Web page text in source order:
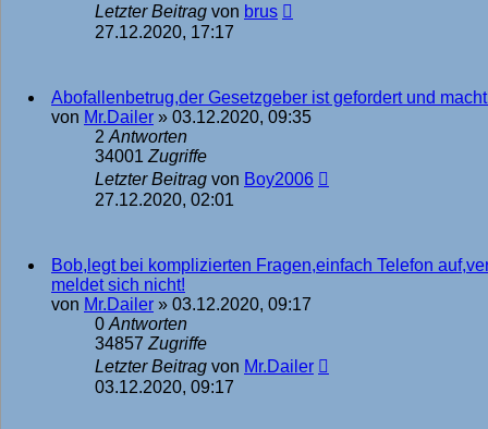
Letzter Beitrag von brus
27.12.2020, 17:17
Abofallenbetrug,der Gesetzgeber ist gefordert und
von Mr.Dailer » 03.12.2020, 09:35
2Antworten
34001Zugriffe
Letzter Beitrag von Boy2006
27.12.2020, 02:01
Bob,legt bei komplizierten Fragen,einfach Telefon
meldet sich nicht!
von Mr.Dailer » 03.12.2020, 09:17
0Antworten
34857Zugriffe
Letzter Beitrag von Mr.Dailer
03.12.2020, 09:17